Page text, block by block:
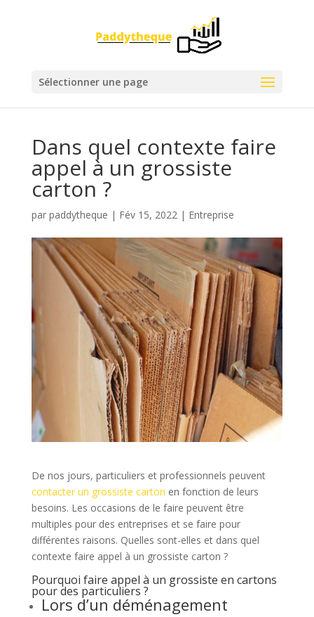
Sélectionner une page
Dans quel contexte faire
appel à un grossiste
carton ?
par paddytheque | Fév 15, 2022| Entreprise
De nos jours, particuliers et professionnels peuvent
contacter un grossiste carton en fonction de leurs
besoins. Les occasions de le faire peuvent être
multiples pour des entreprises et se faire pour
différentes raisons. Quelles sont-elles et dans quel
contexte faire appel à un grossiste carton ?
Pourquoi faire appel à un grossiste en cartons
pour des particuliers ?
Lors d’un déménagement